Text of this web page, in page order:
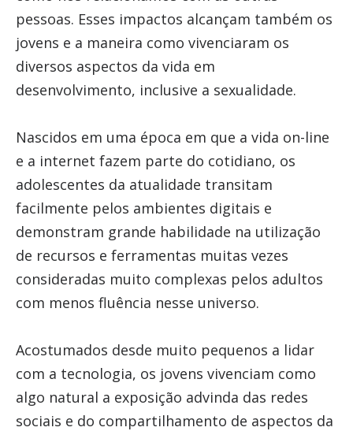
pessoas. Esses impactos alcançam também os
jovens e a maneira como vivenciaram os
diversos aspectos da vida em
desenvolvimento, inclusive a sexualidade.
Nascidos em uma época em que a vida on-line
e a internet fazem parte do cotidiano, os
adolescentes da atualidade transitam
facilmente pelos ambientes digitais e
demonstram grande habilidade na utilização
de recursos e ferramentas muitas vezes
consideradas muito complexas pelos adultos
com menos fluência nesse universo.
Acostumados desde muito pequenos a lidar
com a tecnologia, os jovens vivenciam como
algo natural a exposição advinda das redes
sociais e do compartilhamento de aspectos da